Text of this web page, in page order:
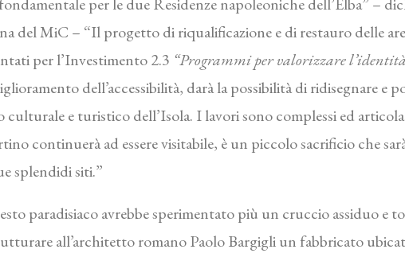
del MiC – “Il progetto di riqualificazione e di restauro delle
per l’Investimento 2.3 “Programmi per valorizzare
dell’accessibilità, darà la possibilità di ridisegnare e
e turistico dell’Isola. I lavori sono complessi ed
continuerà ad essere visitabile, è un piccolo sacrificio che
splendidi siti.”
paradisiaco avrebbe sperimentato più un cruccio assiduo e
all’architetto romano Paolo Bargigli un fabbricato